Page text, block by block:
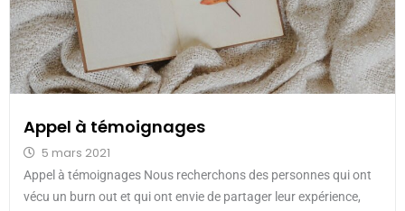
Appel à témoignages
5 mars 2021
Appel à témoignages Nous recherchons des personnes qui ont
vécu un burn out et qui ont envie de partager leur expérience,